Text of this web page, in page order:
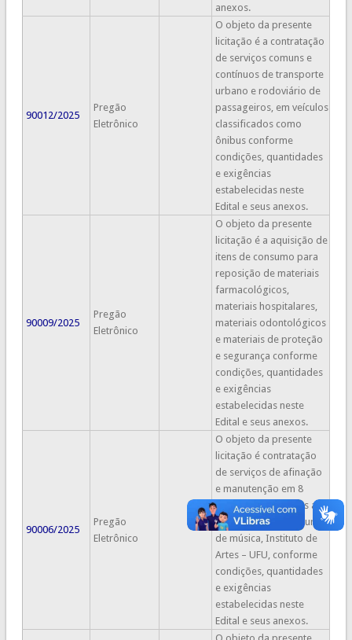
anexos.
90012/2025
Pregão
Eletrônico
O objeto da presente
licitação é a contratação
de serviços comuns e
contínuos de transporte
urbano e rodoviário de
passageiros, em veículos
classificados como
ônibus conforme
condições, quantidades
e exigências
estabelecidas neste
Edital e seus anexos.
90009/2025
Pregão
Eletrônico
O objeto da presente
licitação é a aquisição de
itens de consumo para
reposição de materiais
farmacológicos,
materiais hospitalares,
materiais odontológicos
e materiais de proteção
e segurança conforme
condições, quantidades
e exigências
estabelecidas neste
Edital e seus anexos.
90006/2025
Pregão
Eletrônico
O objeto da presente
licitação é contratação
de serviços de afinação
e manutenção em 8
pianos (11 afinações a
cada 2 meses), no Curso
de música, Instituto de
Artes – UFU, conforme
condições, quantidades
e exigências
estabelecidas neste
Edital e seus anexos.